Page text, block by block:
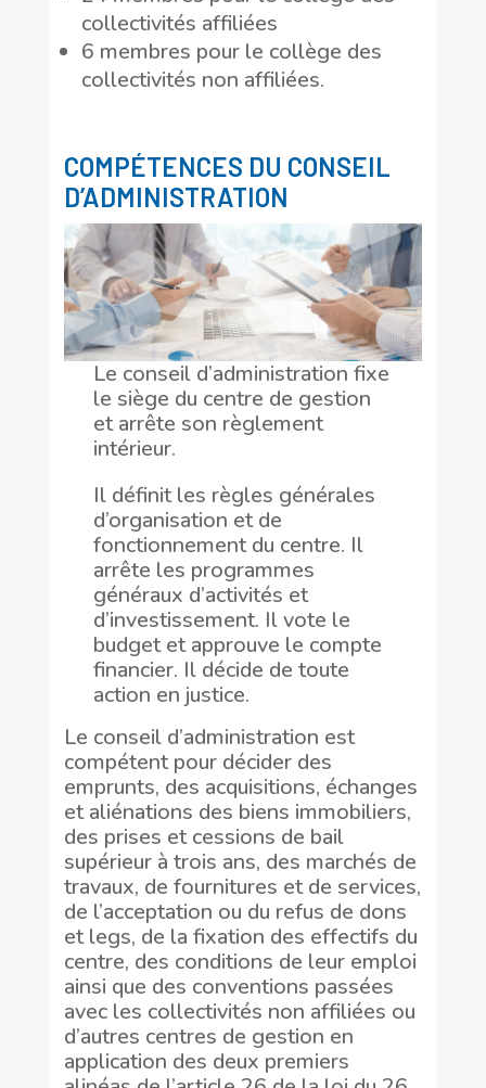
collectivités affiliées
6 membres pour le collège des
collectivités non affiliées.
COMPÉTENCES DU CONSEIL
D’ADMINISTRATION
Le conseil d’administration fixe
le siège du centre de gestion
et arrête son règlement
intérieur.
Il définit les règles générales
d’organisation et de
fonctionnement du centre. Il
arrête les programmes
généraux d’activités et
d’investissement. Il vote le
budget et approuve le compte
financier. Il décide de toute
action en justice.
Le conseil d’administration est
compétent pour décider des
emprunts, des acquisitions, échanges
et aliénations des biens immobiliers,
des prises et cessions de bail
supérieur à trois ans, des marchés de
travaux, de fournitures et de services,
de l’acceptation ou du refus de dons
et legs, de la fixation des effectifs du
centre, des conditions de leur emploi
ainsi que des conventions passées
avec les collectivités non affiliées ou
d’autres centres de gestion en
application des deux premiers